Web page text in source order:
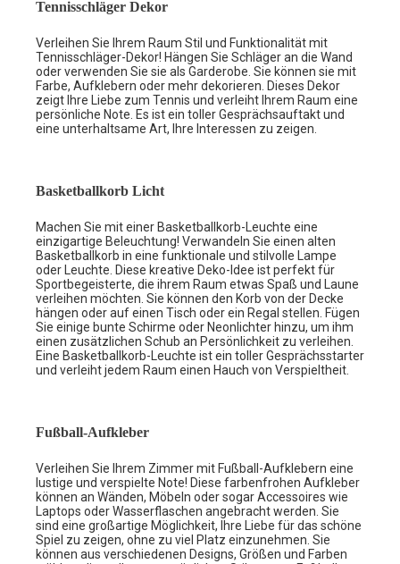
Tennisschläger Dekor
Verleihen Sie Ihrem Raum Stil und Funktionalität mit
Tennisschläger-Dekor! Hängen Sie Schläger an die Wand
oder verwenden Sie sie als Garderobe. Sie können sie mit
Farbe, Aufklebern oder mehr dekorieren. Dieses Dekor
zeigt Ihre Liebe zum Tennis und verleiht Ihrem Raum eine
persönliche Note. Es ist ein toller Gesprächsauftakt und
eine unterhaltsame Art, Ihre Interessen zu zeigen.
Basketballkorb Licht
Machen Sie mit einer Basketballkorb-Leuchte eine
einzigartige Beleuchtung! Verwandeln Sie einen alten
Basketballkorb in eine funktionale und stilvolle Lampe
oder Leuchte. Diese kreative Deko-Idee ist perfekt für
Sportbegeisterte, die ihrem Raum etwas Spaß und Laune
verleihen möchten. Sie können den Korb von der Decke
hängen oder auf einen Tisch oder ein Regal stellen. Fügen
Sie einige bunte Schirme oder Neonlichter hinzu, um ihm
einen zusätzlichen Schub an Persönlichkeit zu verleihen.
Eine Basketballkorb-Leuchte ist ein toller Gesprächsstarter
und verleiht jedem Raum einen Hauch von Verspieltheit.
Fußball-Aufkleber
Verleihen Sie Ihrem Zimmer mit Fußball-Aufklebern eine
lustige und verspielte Note! Diese farbenfrohen Aufkleber
können an Wänden, Möbeln oder sogar Accessoires wie
Laptops oder Wasserflaschen angebracht werden. Sie
sind eine großartige Möglichkeit, Ihre Liebe für das schöne
Spiel zu zeigen, ohne zu viel Platz einzunehmen. Sie
können aus verschiedenen Designs, Größen und Farben